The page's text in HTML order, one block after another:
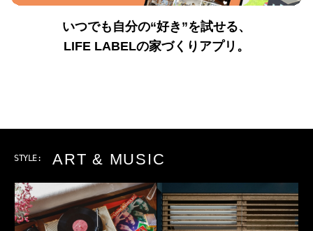
いつでも自分の“好き”を試せる、
LIFE LABELの家づくりアプリ。
STYLE: ART & MUSIC